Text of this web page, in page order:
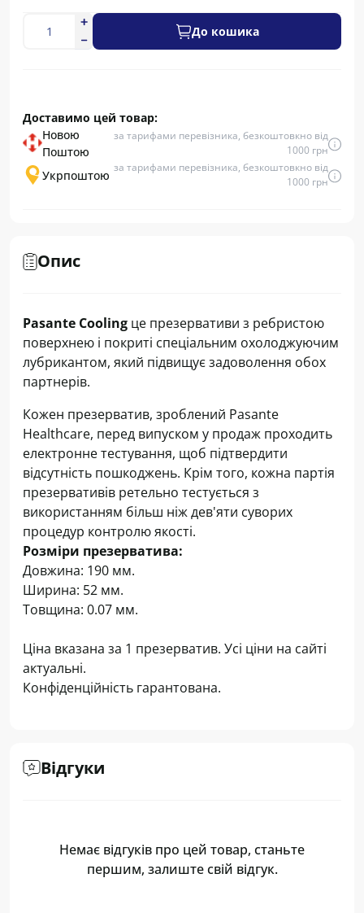
До кошика
Доставимо цей товар:
Новою
Поштою
за тарифами перевізника, безкоштовкно від
1000 грн
Укрпоштою за тарифами перевізника, безкоштовкно від
1000 грн
Опис
Pasante Cooling це презервативи з ребристою
поверхнею і покриті спеціальним охолоджуючим
лубрикантом, який підвищує задоволення обох
партнерів.
Кожен презерватив, зроблений Pasante
Healthcare, перед випуском у продаж проходить
електронне тестування, щоб підтвердити
відсутність пошкоджень. Крім того, кожна партія
презервативів ретельно тестується з
використанням більш ніж дев'яти суворих
процедур контролю якості.
Розміри презерватива:
Довжина: 190 мм.
Ширина: 52 мм.
Товщина: 0.07 мм.
Ціна вказана за 1 презерватив. Усі ціни на сайті
актуальні.
Конфіденційність гарантована.
Відгуки
Немає відгуків про цей товар, станьте
першим, залиште свій відгук.